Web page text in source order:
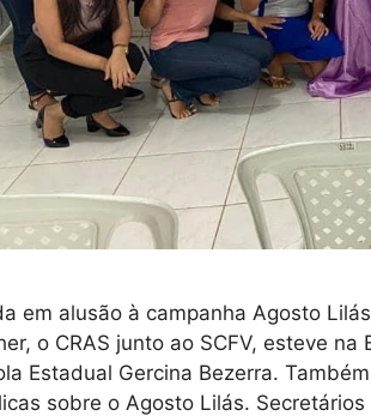
em alusão à campanha Agosto
o CRAS junto ao SCFV, esteve
Estadual Gercina Bezerra.
sobre o Agosto Lilás.